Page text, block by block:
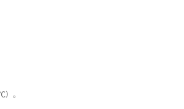
。